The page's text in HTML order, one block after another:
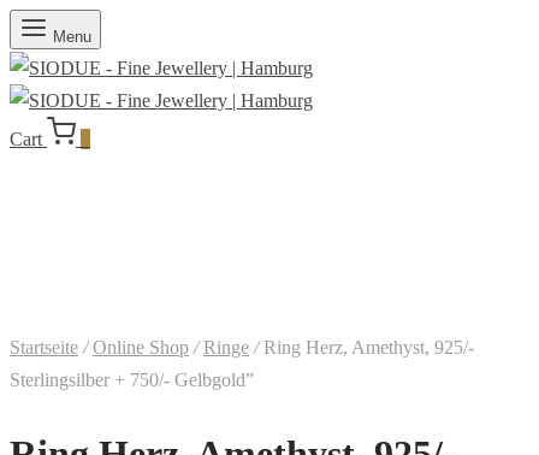
Menu
Cart
Startseite / Online Shop / Ringe /Ring Herz, Amethyst, 925/-
Sterlingsilber + 750/- Gelbgold”